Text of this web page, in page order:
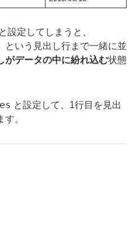
と設定してしまうと、
という見出し行まで一緒に並
がデータの中に紛れ込む状態
と設定して、1行目を見出
。